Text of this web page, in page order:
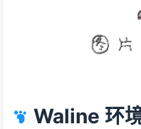
Waline 环